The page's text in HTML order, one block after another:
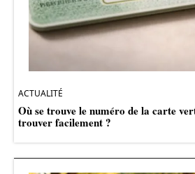
ACTUALITÉ
Où se trouve le numéro de la carte
trouver facilement ?